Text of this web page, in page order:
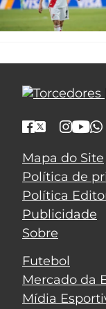
Mapa do Site
Política de
Política
Publicidade
Sobre
Futebol
Mercado da
Mídia